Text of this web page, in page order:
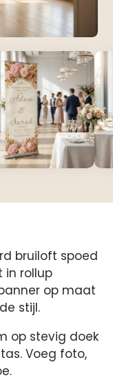
bruiloft spoed
in rollup
op maat
stijl.
op stevig doek
Voeg foto,